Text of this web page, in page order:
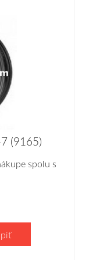
(9165)
spolu s